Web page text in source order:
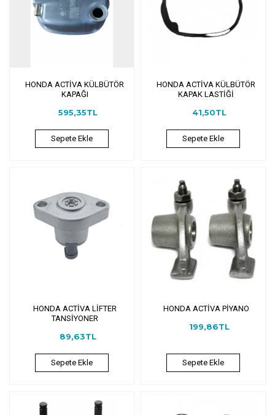
HONDA ACTİVA KÜLBÜTÖR
KAPAĞI
595,35TL
Sepete Ekle
HONDA ACTİVA KÜLBÜTÖR
KAPAK LASTİĞİ
41,50TL
Sepete Ekle
HONDA ACTİVA LİFTER
TANSİYONER
89,63TL
Sepete Ekle
HONDA ACTİVA PİYANO
199,86TL
Sepete Ekle